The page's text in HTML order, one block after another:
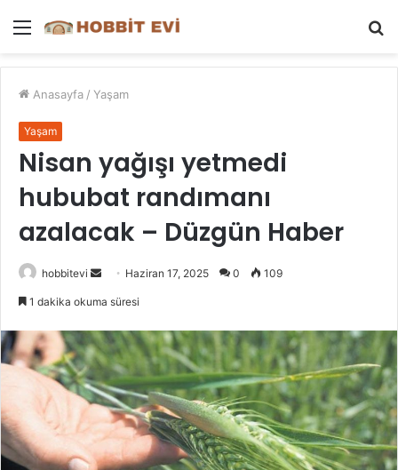
Menü
Anasayfa / Yaşam
Yaşam
Nisan yağışı yetmedi
hububat randımanı
azalacak – Düzgün Haber
hobbitevi
Bir
göndermek
Haziran 17, 2025 0 109
1 dakika okuma süresi